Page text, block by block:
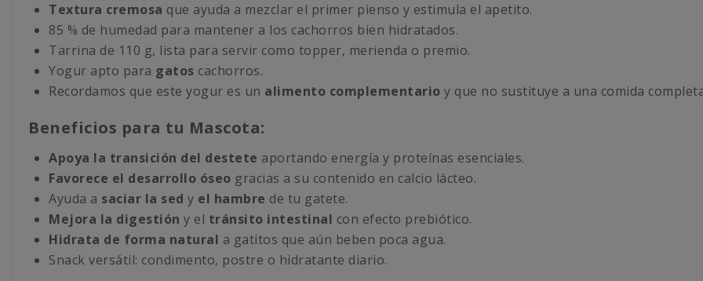
Textura cremosa que ayuda a mezclar el primer pienso y estimula el apetito.
85 % de humedad para mantener a los cachorros bien hidratados.
Tarrina de 110 g, lista para servir como topper, merienda o premio.
Yogur apto para gatos cachorros.
Recordamos que este yogur es un alimento complementario y que no sustituye a una comida
Beneficios para tu Mascota:
Apoya la transición del destete aportando energía y proteínas esenciales.
Favorece el desarrollo óseo gracias a su contenido en calcio lácteo.
Ayuda a saciar la sed y el hambre de tu gatete.
Mejora la digestión y el tránsito intestinal con efecto prebiótico.
Hidrata de forma natural a gatitos que aún beben poca agua.
Snack versátil: condimento, postre o hidratante diario.